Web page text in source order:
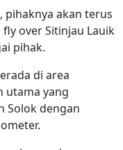
pihaknya akan terus
over Sitinjau Lauik
pihak.
di area
utama yang
Solok dengan